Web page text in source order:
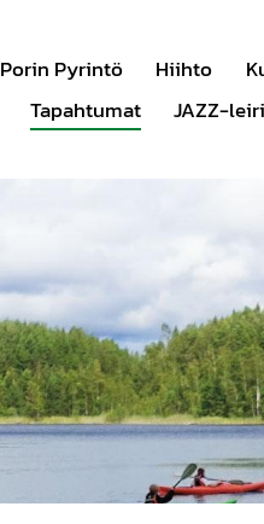
Porin Pyrintö Hiihto
Tapahtumat JAZZ-